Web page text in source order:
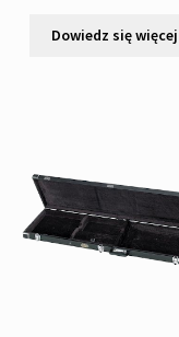
Dowiedz się więcej